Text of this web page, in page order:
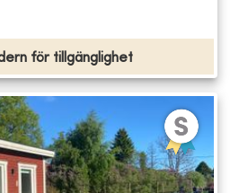
för tillgänglighet